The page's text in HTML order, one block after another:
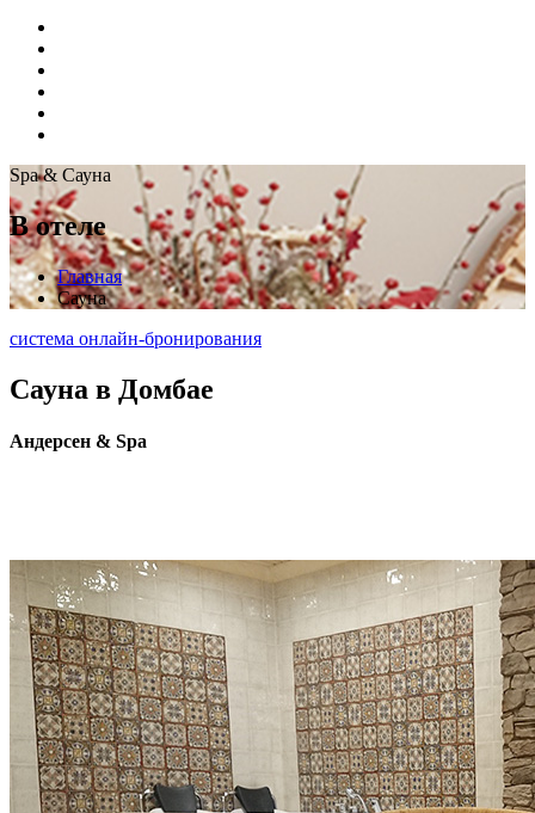
Spa & Сауна
В отеле
Главная
Сауна
система онлайн-бронирования
Сауна в Домбае
Андерсен & Spa